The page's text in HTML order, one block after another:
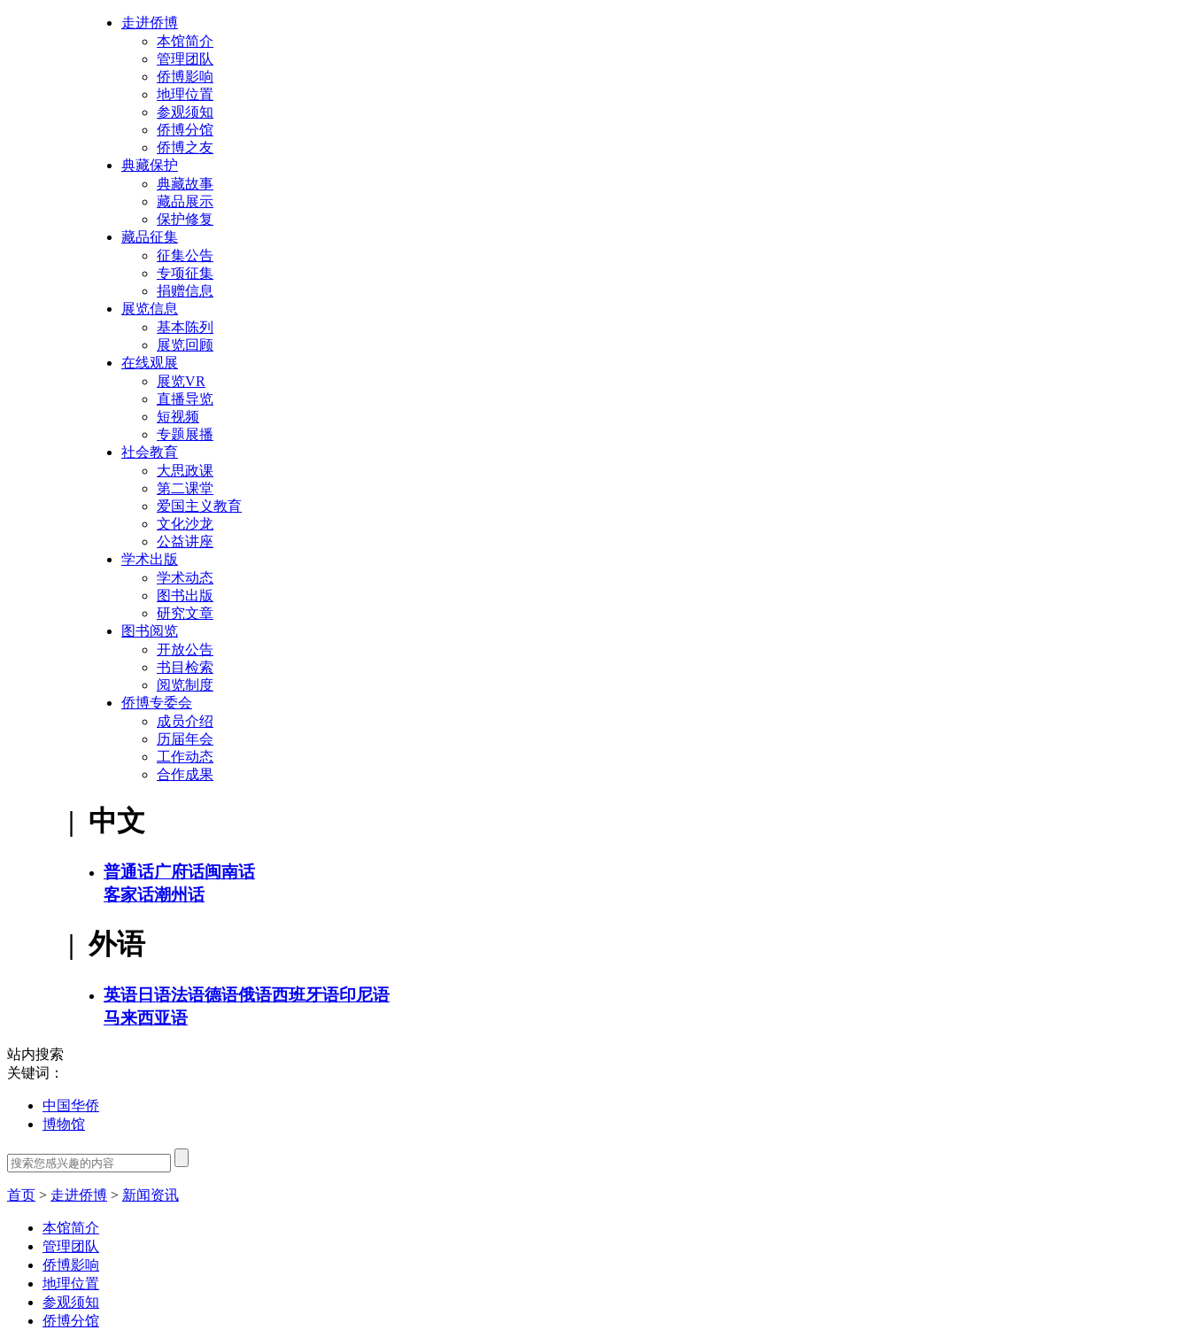
走进侨博
本馆简介
管理团队
侨博影响
地理位置
参观须知
侨博分馆
侨博之友
典藏保护
典藏故事
藏品展示
保护修复
藏品征集
征集公告
专项征集
捐赠信息
展览信息
基本陈列
展览回顾
在线观展
展览VR
直播导览
短视频
专题展播
社会教育
大思政课
第二课堂
爱国主义教育
文化沙龙
公益讲座
学术出版
学术动态
图书出版
研究文章
图书阅览
开放公告
书目检索
阅览制度
侨博专委会
成员介绍
历届年会
工作动态
合作成果
| 中文
普通话广府话闽南话
客家话潮州话
| 外语
英语日语法语德语俄语西班牙语印尼语
马来西亚语
站内搜索
关键词：
中国华侨
博物馆
首页 > 走进侨博 > 新闻资讯
本馆简介
管理团队
侨博影响
地理位置
参观须知
侨博分馆